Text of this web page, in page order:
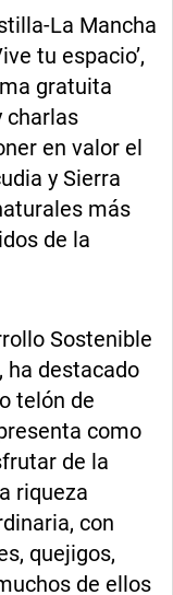
La Mancha
tu espacio’,
gratuita
charlas
en valor el
y Sierra
más
de la
Sostenible
ha destacado
telón de
como
de la
riqueza
con
quejigos,
de ellos